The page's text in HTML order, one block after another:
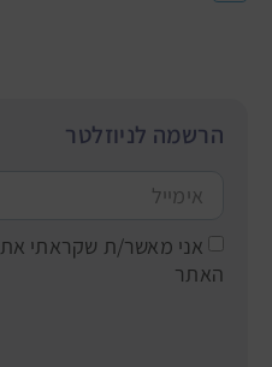
הרשמה לניוזלטר
אני מאשר/ת שקראתי את
האתר